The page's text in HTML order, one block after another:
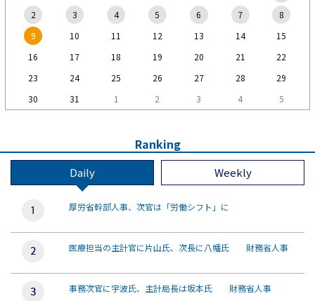
2
3 4 5 6 7
8
9
10 11 12 13 14
15
16
17 18 19 20 21
22
23
24 25 26 27 28
29
30
31 1 2 3 4 5
Ranking
Daily Weekly
厚労省幹部人事、次官は「労働シフト」に
医療担当の主計官に片山氏、次長に八幡氏 財務省人事
事務次官に宇波氏、主計局長は坂本氏 財務省人事